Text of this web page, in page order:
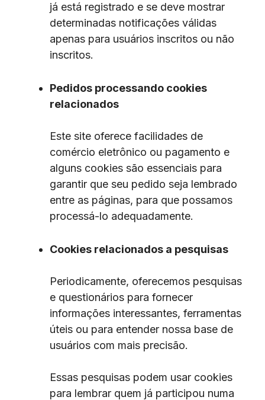
já está registrado e se deve mostrar
determinadas notificações válidas
apenas para usuários inscritos ou não
inscritos.
Pedidos processando cookies
relacionados
Este site oferece facilidades de
comércio eletrônico ou pagamento e
alguns cookies são essenciais para
garantir que seu pedido seja lembrado
entre as páginas, para que possamos
processá-lo adequadamente.
Cookies relacionados a pesquisas
Periodicamente, oferecemos pesquisas
e questionários para fornecer
informações interessantes, ferramentas
úteis ou para entender nossa base de
usuários com mais precisão.
Essas pesquisas podem usar cookies
para lembrar quem já participou numa